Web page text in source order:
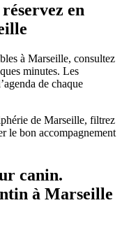
en
à Marseille, consultez
minutes. Les
de chaque
de Marseille, filtrez
le bon accompagnement
canin.
à Marseille